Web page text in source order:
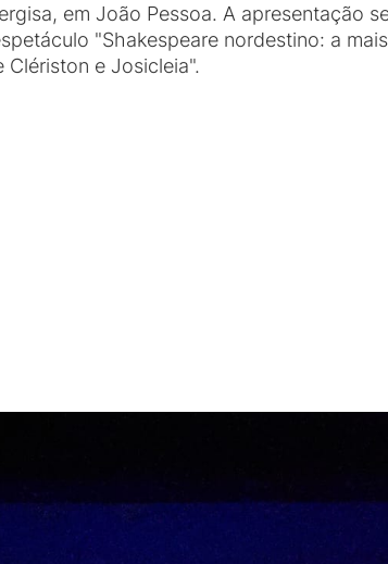
em João Pessoa. A apresentação
"Shakespeare nordestino: a mais
e Josicleia".